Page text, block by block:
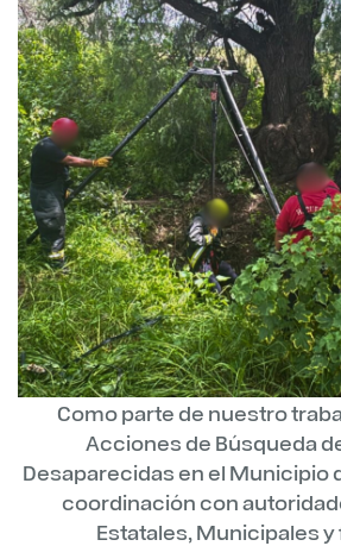
Como parte de nuestro
Acciones de Búsqueda
Desaparecidas en el Municipio
coordinación con
Estatales, Municipales